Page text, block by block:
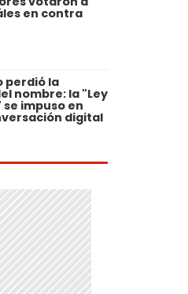
en contra
perdió la
nombre: la "Ley
impuso en
digital